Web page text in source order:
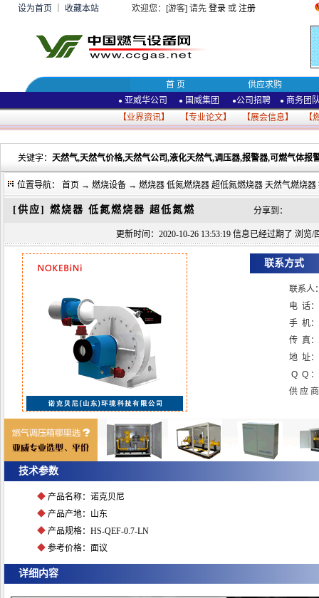
设为首页 收藏本站 欢迎您：[游客] 请先 登录或 注册
首 页 供应求购
● 亚威华公司 ● 国威集团 ●公司招聘 ● 商务团
【业界资讯】 【专业论文】 【展会信息】 【
关键字： 天然气,天然气价格,天然气公司,液化天然气,调压器,报警器,可燃气体
位置导航： 首页 → 燃烧设备 → 燃烧器 低氮燃烧器 超低氮燃烧器 天然气燃烧器
[供应] 燃烧器 低氮燃烧器 超低氮燃 分享到：
更新时间：2020-10-26 13:53:19 信息已经过期了 浏览/
点击放大图片
联系方式
联系人
电 话：
手 机：
传 真
地 址：
Q Q ：
供 应
技术参数
◆ 产品名称：诺克贝尼
◆ 产品产地：山东
◆ 产品规格：HS-QEF-0.7-LN
◆ 参考价格：面议
详细内容